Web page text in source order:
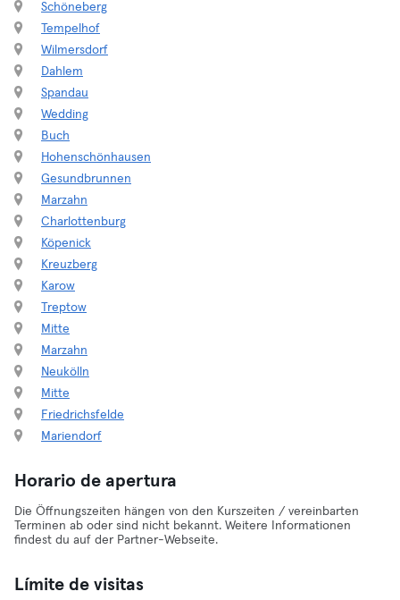
Schöneberg
Tempelhof
Wilmersdorf
Dahlem
Spandau
Wedding
Buch
Hohenschönhausen
Gesundbrunnen
Marzahn
Charlottenburg
Köpenick
Kreuzberg
Karow
Treptow
Mitte
Marzahn
Neukölln
Mitte
Friedrichsfelde
Mariendorf
Horario de apertura
Die Öffnungszeiten hängen von den Kurszeiten / vereinbarten
Terminen ab oder sind nicht bekannt. Weitere Informationen
findest du auf der Partner-Webseite.
Límite de visitas